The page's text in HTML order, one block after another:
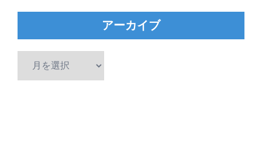
アーカイブ